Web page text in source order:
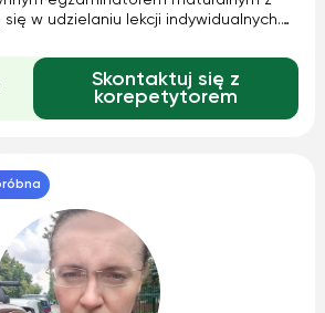
w udzielaniu lekcji indywidualnych.
większości osób nie zależnie od
Jestem osobą cierpliwą,
Uczenie t...
Skontaktuj się z
korepetytorem